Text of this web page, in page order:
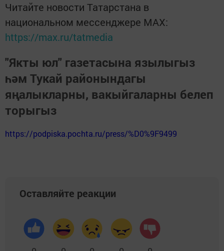
Читайте новости Татарстана в
национальном мессенджере MАХ:
https://max.ru/tatmedia
"Якты юл" газетасына язылыгыз
һәм Тукай районындагы
яңалыкларны, вакыйгаларны белеп
торыгыз
https://podpiska.pochta.ru/press/%D0%9F9499
Оставляйте реакции